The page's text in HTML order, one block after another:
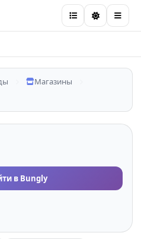
Магазины
в Bungly